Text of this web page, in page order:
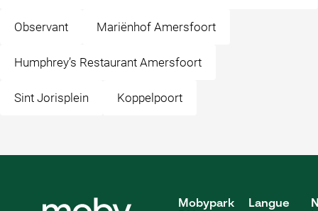
Observant Mariënhof Amersfoort
Humphrey’s Restaurant Amersfoort
Sint Jorisplein Koppelpoort
Mobypark
Langue